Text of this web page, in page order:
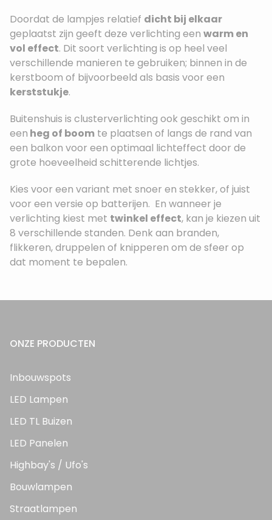
Doordat de lampjes relatief dicht bij elkaar
geplaatst zijn geeft deze verlichting een warm en
vol effect. Dit soort verlichting is op heel veel
verschillende manieren te gebruiken; binnen in de
kerstboom of bijvoorbeeld als basis voor een
kerststukje.
Buitenshuis is clusterverlichting ook geschikt om in
een heg of boom te plaatsen of langs de rand van
een balkon voor een optimaal lichteffect door de
grote hoeveelheid schitterende lichtjes.
Kies voor een variant met snoer en stekker, of juist
voor een versie op batterijen. En wanneer je
verlichting kiest met twinkel effect, kan je kiezen uit
8 verschillende standen. Denk aan branden,
flikkeren, druppelen of knipperen om de sfeer op
dat moment te bepalen.
ONZE PRODUCTEN
Inbouwspots
LED Lampen
LED TL Buizen
LED Panelen
Highbay's / Ufo's
Bouwlampen
Straatlampen